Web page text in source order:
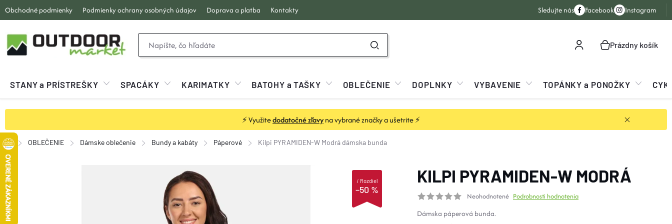
Prejsť
na
obsah
⚡ Využitedodatočné zľavyna vybrané značky a ušetrite ⚡
Obchodné podmienky Podmienky ochrany osobných údajov Doprava a platba Kontakty Sledujte nás Facebook Instagram
NÁKUPNÝ
Prázdny košík
STANY a PRÍSTREŠKY SPACÁKY KARIMATKY BATOHY a TAŠKY OBLEČENIE DOPLNKY VYBAVENIE TOPÁNKY a PONOŽKY
Domov
OBLEČENIE Dámske oblečenie Bundy a kabáty Páperové Kilpi PYRAMIDEN-W Modrá dámska bunda
–50 %
iRozdiel KILPI PYRAMIDEN-W MODRÁ
Neohodnotené Podrobnosti hodnotenia
Dámska páperová bunda.